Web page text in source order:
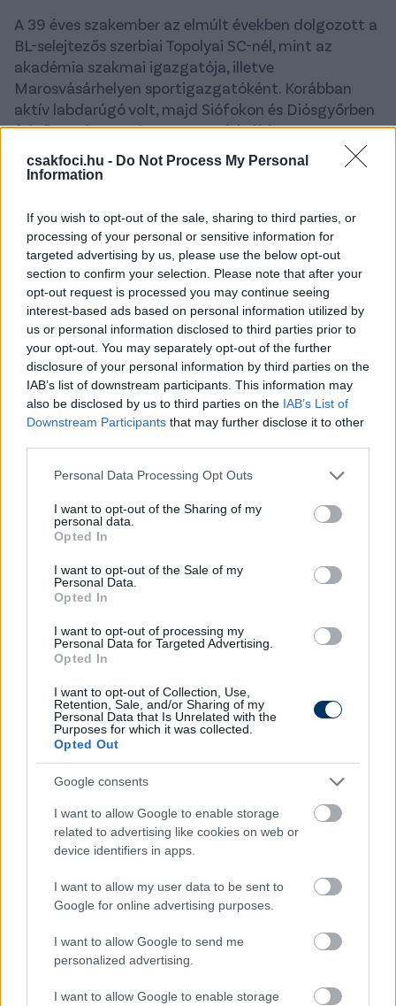
csakfoci.hu - Do Not Process My Personal
Information
If you wish to opt-out of the sale, sharing to third parties, or
processing of your personal or sensitive information for
targeted advertising by us, please use the below opt-out
section to confirm your selection. Please note that after your
opt-out request is processed you may continue seeing
interest-based ads based on personal information utilized by
us or personal information disclosed to third parties prior to
your opt-out. You may separately opt-out of the further
disclosure of your personal information by third parties on the
IAB’s list of downstream participants. This information may
also be disclosed by us to third parties on the IAB’s List of
Downstream Participants that may further disclose it to other
Please note that this website/app uses one or more Google
not limited to your visit or usage behaviour. You may click to
grant or deny consent to Google and its third-party tags to
use your data for below specified purposes in below Google
consent section.
Personal Data Processing Opt Outs
I want to opt-out of the Sharing of my
personal data.
Opted In
I want to opt-out of the Sale of my
Personal Data.
Opted In
I want to opt-out of processing my
Personal Data for Targeted Advertising.
Opted In
I want to opt-out of Collection, Use,
Retention, Sale, and/or Sharing of my
Personal Data that Is Unrelated with the
Purposes for which it was collected.
Opted Out
Google consents
I want to allow Google to enable storage
related to advertising like cookies on web or
device identifiers in apps.
I want to allow my user data to be sent to
Google for online advertising purposes.
I want to allow Google to send me
personalized advertising.
I want to allow Google to enable storage
A 39 éves szakember az elmúlt években dolgozott a
BL-selejtezős szerbiai Topolyai SC-nél, mint az
akadémia szakmai igazgatója, illetve
Marosvásárhelyen sportigazgatóként. Korábban
aktív labdarúgó volt, majd Siófokon és Diósgyőrben
felnőtt, míg a Budapest Honvédnál és a
Csíkszeredánál utánpótlásedzőként is
tevékenykedett.
és egyetemi szintű sportmenedzseri képesítéssel
rendelkezik. A klubnál folyamatosan veszi át a
feladatokat, s hamarosan személyesen is
bemutatkozik a teljes Kolorcity-család számára -
olvasható aközleményben.
Aboon.huúgy tudja, az eddigi sportigazgató,
Koszta Pétertanácsadói szerepben maradhat az
észak-borsodiaknál, melynek stábjában változás,
hogy a friss pro-licenszes edző,Vincze Richárd
visszatér a DVTK-hoz, és az U17-es csapat
Klubrekordért váltott az NB I-en belül
Marco Rossi egyik újonca - hivatalos
középpályás, Szuhodovszki Soma a KTE-től
Debrecenbe szerződött.
Itt állíthatod be, hogy a Csakfoci az elsők
között legyen a Google-találatokban